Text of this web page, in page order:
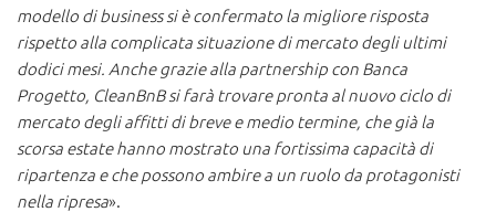
modello di business si è confermato la migliore risposta
rispetto alla complicata situazione di mercato degli ultimi
dodici mesi. Anche grazie alla partnership con Banca
Progetto, CleanBnB si farà trovare pronta al nuovo ciclo di
mercato degli affitti di breve e medio termine, che già la
scorsa estate hanno mostrato una fortissima capacità di
ripartenza e che possono ambire a un ruolo da protagonisti
nella ripresa».